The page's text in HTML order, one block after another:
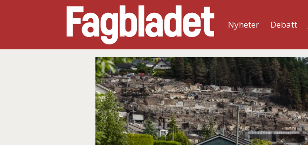
Nyheter Debatt
brannkonstabel